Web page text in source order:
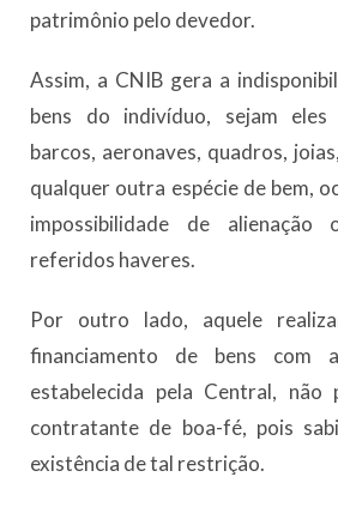
patrimônio pelo devedor.
Assim, a CNIB gera a
bens do indivíduo, sejam eles
barcos, aeronaves, quadros,
qualquer outra espécie de bem,
impossibilidade de alienação
referidos haveres.
Por outro lado, aquele
financiamento de bens com
estabelecida pela Central, não
contratante de boa-fé, pois
existência de tal restrição.